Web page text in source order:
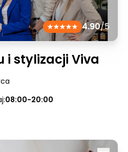
4.90/5
i stylizacji Viva
08:00-20:00